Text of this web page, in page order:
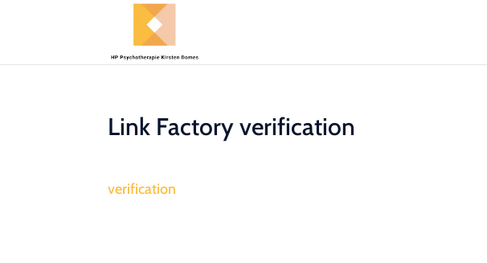
Link Factory verification
verification